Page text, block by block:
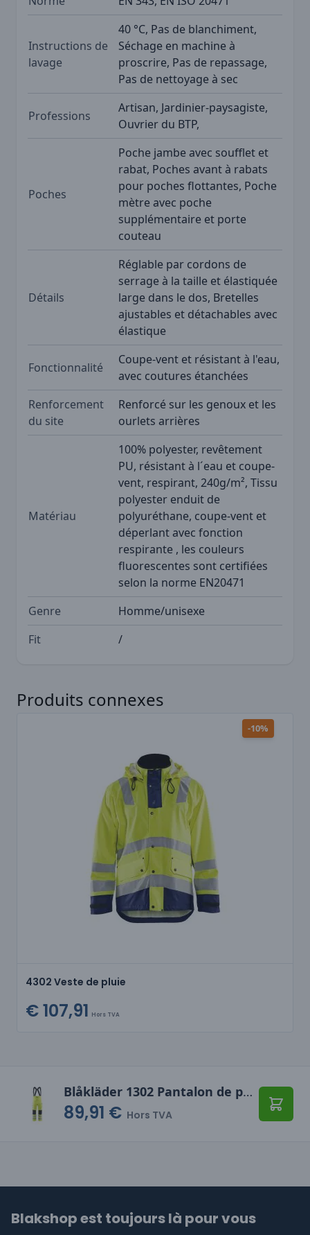
Instructions de
lavage
40 °C, Pas de blanchiment,
Séchage en machine à
proscrire, Pas de repassage,
Pas de nettoyage à sec
Professions
Artisan, Jardinier-paysagiste,
Ouvrier du BTP,
Poches
Poche jambe avec soufflet et
rabat, Poches avant à rabats
pour poches flottantes, Poche
mètre avec poche
supplémentaire et porte
couteau
Détails
Réglable par cordons de
serrage à la taille et élastiquée
large dans le dos, Bretelles
ajustables et détachables avec
élastique
Fonctionnalité
Coupe-vent et résistant à l'eau,
avec coutures étanchées
Renforcement
du site
Renforcé sur les genoux et les
ourlets arrières
Matériau
100% polyester, revêtement
PU, résistant à l´eau et coupe-
vent, respirant, 240g/m², Tissu
polyester enduit de
polyuréthane, coupe-vent et
déperlant avec fonction
respirante , les couleurs
fluorescentes sont certifiées
selon la norme EN20471
Genre
Homme/unisexe
Fit
/
Appuyez pour sauter le carrousel
Produits connexes
-10%
4302 Veste de pluie
€ 107,91 Hors TVA
Blåkläder 1302 Pantalon de pluie à bretelles haute-visibilité niveau 2
89,91 € Hors TVA
Blakshop est toujours là pour vous